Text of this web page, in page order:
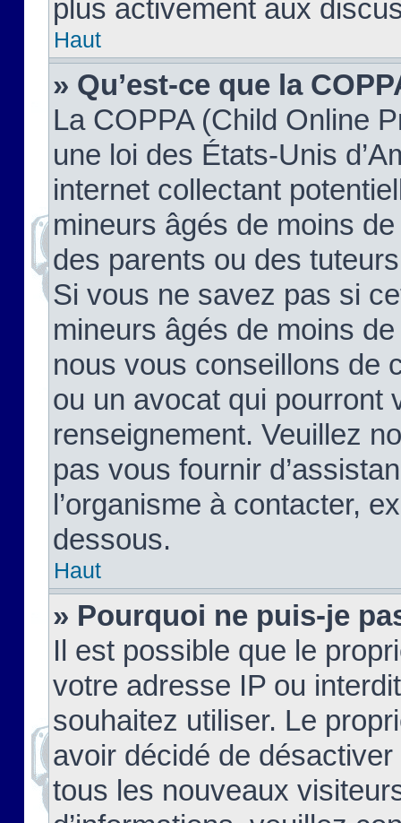
plus activement aux
Haut
» Qu’est-ce que la
La COPPA (Child Online
une loi des États-Unis
internet collectant
mineurs âgés de moins
des parents ou des
Si vous ne savez pas si
mineurs âgés de moins
nous vous conseillons de
ou un avocat qui pourront
renseignement. Veuillez
pas vous fournir
l’organisme à contacter,
dessous.
Haut
» Pourquoi ne puis-je
Il est possible que le
votre adresse IP ou
souhaitez utiliser. Le
avoir décidé de
tous les nouveaux